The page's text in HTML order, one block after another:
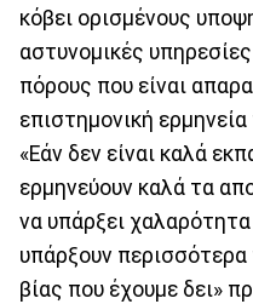
κόβει ορισμένους
αστυνομικές
πόρους που είναι
επιστημονική
«Εάν δεν είναι καλά
ερμηνεύουν καλά τα
να υπάρξει
υπάρξουν
βίας που έχουμε δει»